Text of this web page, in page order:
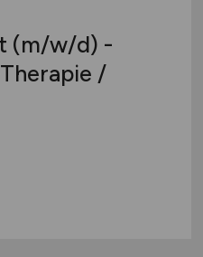
(m/w/d) -
/